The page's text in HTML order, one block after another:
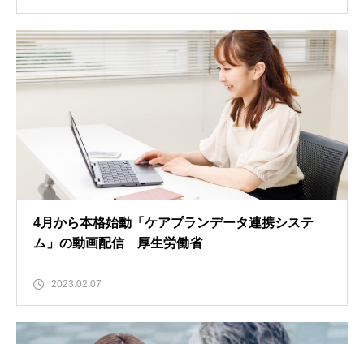
4月から本格始動「ケアプランデータ連携システ
ム」の動画配信 厚生労働省
2023.02.07